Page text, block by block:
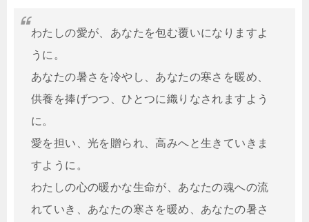
わたしの愛が、あなたを包む覆いになりますよ
うに。
あなたの暑さを冷やし、あなたの寒さを暖め、
供養を捧げつつ、ひとつに織りなされますよう
に。
愛を担い、光を贈られ、高みへと生きていきま
すように。
わたしの心の暖かな生命が、あなたの魂への流
れていき、あなたの寒さを暖め、あなたの暑さ